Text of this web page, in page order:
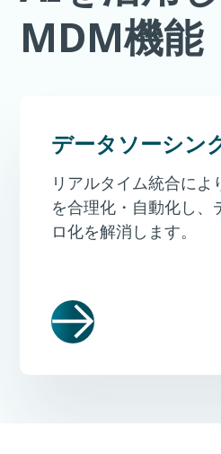
MDM機能
データソーシン
リアルタイム統合によ
を合理化・自動化し、
ロ化を解消します。